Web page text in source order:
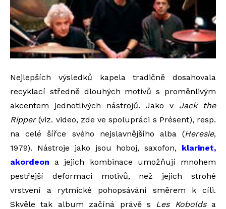
Nejlepších výsledků kapela tradičně dosahovala
recyklací středně dlouhých motivů s proměnlivým
akcentem jednotlivých nástrojů. Jako v Jack the
Ripper(viz. video, zde ve spolupráci s Présent), resp.
na celé šířce svého nejslavnějšího alba (Heresie,
1979). Nástroje jako jsou hoboj, saxofon, klarinet,
akordeon a jejich kombinace umožňují mnohem
pestřejší deformaci motivů, než jejich strohé
vrstvení a rytmické pohopsávání směrem k cíli.
Skvěle tak album začíná právě s Les Koboldsa